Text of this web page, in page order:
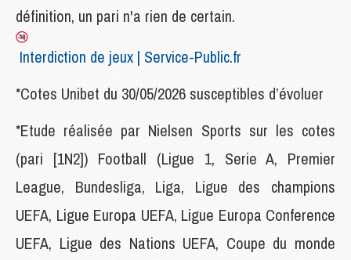
définition, un pari n'a rien de certain.
Interdiction de jeux | Service-Public.fr
*Cotes Unibet du 30/05/2026 susceptibles d’évoluer
*Etude réalisée par Nielsen Sports sur les cotes
(pari [1N2]) Football (Ligue 1, Serie A, Premier
League, Bundesliga, Liga, Ligue des champions
UEFA, Ligue Europa UEFA, Ligue Europa Conference
UEFA, Ligue des Nations UEFA, Coupe du monde